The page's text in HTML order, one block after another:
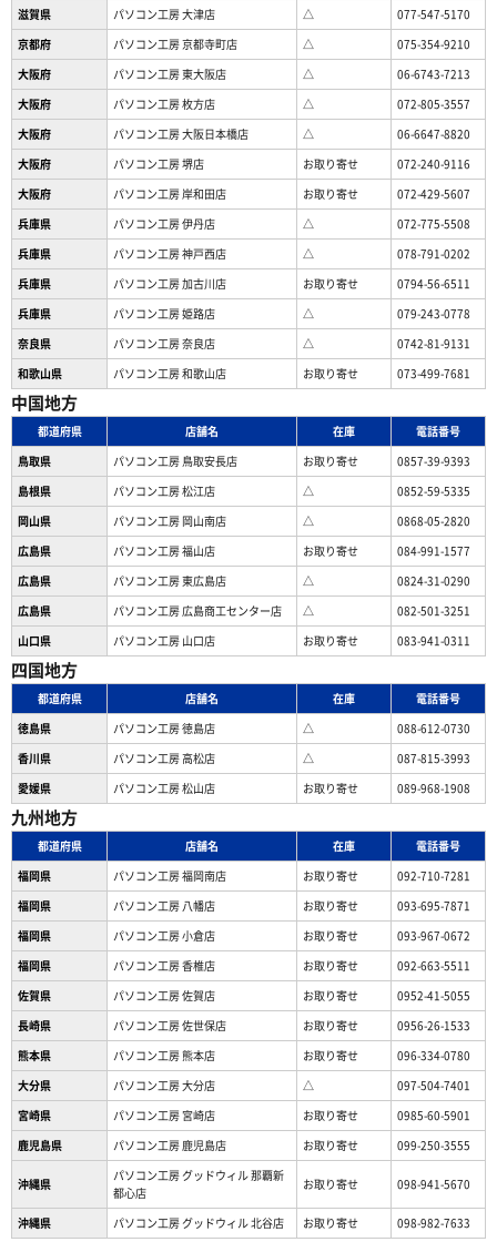
滋賀県 パソコン工房 大津店 △
077-547-5170
京都府
パソコン工房 京都寺町店 △
075-354-9210
大阪府
パソコン工房 東大阪店 △
06-6743-7213
大阪府
パソコン工房 枚方店 △
072-805-3557
大阪府
パソコン工房 大阪日本橋店 △
06-6647-8820
大阪府
パソコン工房 堺店 お取り寄せ
072-240-9116
大阪府
パソコン工房 岸和田店 お取り寄せ
072-429-5607
兵庫県
パソコン工房 伊丹店 △
072-775-5508
兵庫県
パソコン工房 神戸西店 △
078-791-0202
兵庫県
パソコン工房 加古川店 お取り寄せ
0794-56-6511
兵庫県
パソコン工房 姫路店 △
079-243-0778
奈良県
パソコン工房 奈良店 △
0742-81-9131
和歌山県
パソコン工房 和歌山店 お取り寄せ 073-499-7681
中国地方
都道府県 店舗名 在庫
電話番号
鳥取県
パソコン工房 鳥取安長店 お取り寄せ
0857-39-9393
島根県
パソコン工房 松江店 △
0852-59-5335
岡山県
パソコン工房 岡山南店 △
0868-05-2820
広島県
パソコン工房 福山店 お取り寄せ
084-991-1577
広島県
パソコン工房 東広島店 △
0824-31-0290
広島県
パソコン工房 広島商工センター店 △
082-501-3251
山口県
パソコン工房 山口店 お取り寄せ 083-941-0311
四国地方
都道府県 店舗名 在庫
電話番号
徳島県
パソコン工房 徳島店 △
088-612-0730
香川県
パソコン工房 高松店 △
087-815-3993
愛媛県
パソコン工房 松山店 お取り寄せ 089-968-1908
九州地方
都道府県 店舗名 在庫
電話番号
福岡県
パソコン工房 福岡南店 お取り寄せ
092-710-7281
福岡県
パソコン工房 八幡店 お取り寄せ
093-695-7871
福岡県
パソコン工房 小倉店 お取り寄せ
093-967-0672
福岡県
パソコン工房 香椎店 お取り寄せ
092-663-5511
佐賀県
パソコン工房 佐賀店 お取り寄せ
0952-41-5055
長崎県
パソコン工房 佐世保店 お取り寄せ
0956-26-1533
熊本県
パソコン工房 熊本店 お取り寄せ
096-334-0780
大分県
パソコン工房 大分店 △
097-504-7401
宮崎県
パソコン工房 宮崎店 お取り寄せ
0985-60-5901
鹿児島県
パソコン工房 鹿児島店 お取り寄せ 099-250-3555
沖縄県
パソコン工房 グッドウィル 那覇新
都心店
お取り寄せ 098-941-5670
沖縄県 パソコン工房 グッドウィル 北谷店 お取り寄せ 098-982-7633